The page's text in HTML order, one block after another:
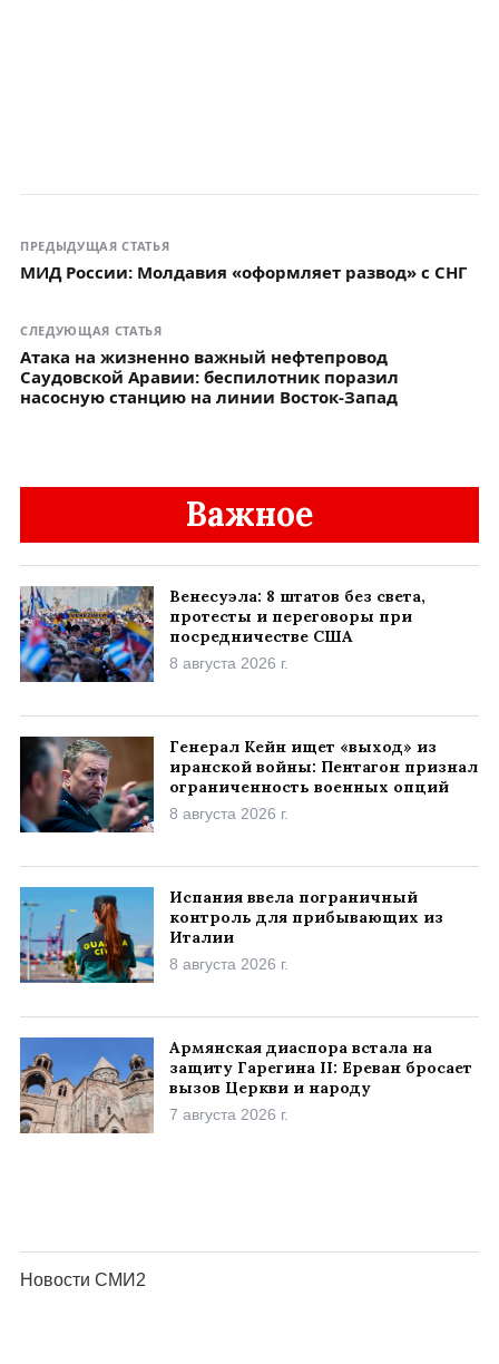
ПРЕДЫДУЩАЯ СТАТЬЯ
МИД России: Молдавия «оформляет развод» с СНГ
СЛЕДУЮЩАЯ СТАТЬЯ
Атака на жизненно важный нефтепровод
Саудовской Аравии: беспилотник поразил
насосную станцию на линии Восток-Запад
Важное
Венесуэла: 8 штатов без света,
протесты и переговоры при
посредничестве США
8 августа 2026 г.
Генерал Кейн ищет «выход» из
иранской войны: Пентагон признал
ограниченность военных опций
8 августа 2026 г.
Испания ввела пограничный
контроль для прибывающих из
Италии
8 августа 2026 г.
Армянская диаспора встала на
защиту Гарегина II: Ереван бросает
вызов Церкви и народу
7 августа 2026 г.